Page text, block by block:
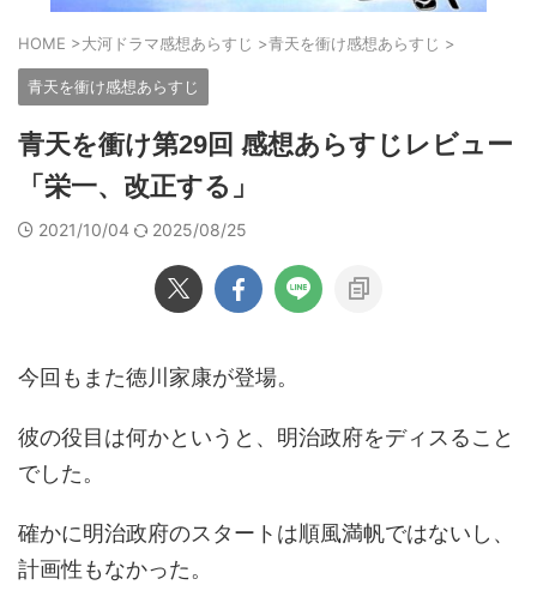
HOME >大河ドラマ感想あらすじ >青天を衝け感想あらすじ >
青天を衝け感想あらすじ
青天を衝け第29回 感想あらすじレビュー
「栄一、改正する」
2021/10/04 2025/08/25
今回もまた徳川家康が登場。
彼の役目は何かというと、明治政府をディスること
でした。
確かに明治政府のスタートは順風満帆ではないし、
計画性もなかった。